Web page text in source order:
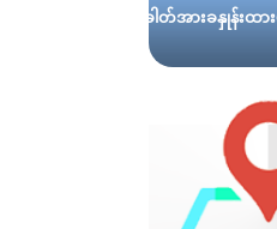
ဓါတ်အားခနှုန်းထာ